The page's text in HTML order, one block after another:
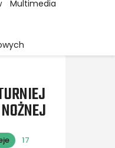
Multimedia
17